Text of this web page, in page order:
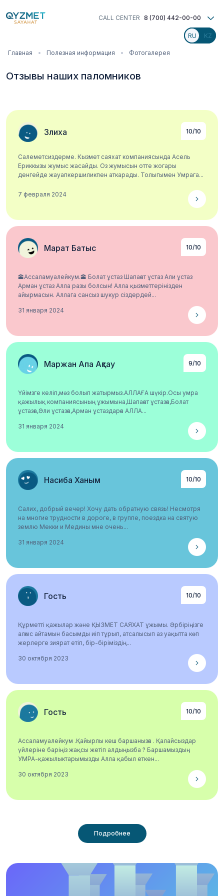
CALL CENTER 8 (700) 442-00-00
Строка
навигации
Главная Полезная информация Фотогалерея
Отзывы наших паломников
Злиха 10/10
Салеметсиздерме. Кызмет саяхат компаниясында Асель
Ериккызы жумыс жасайды. Оз жумысын отте жогары
денгейде жауапкершиликпен аткарады. Толыгымен Умрага...
7 февраля 2024
Марат Батыс 10/10
🕋Ассаламуалейкум.🕋 Болат ұстаз Шапағат ұстаз Али ұстаз
Арман ұстаз Алла разы болсын! Алла қызметтерінізден
айырмасын. Аллага сансыз шукур сіздердей...
31 января 2024
Маржан Апа Ақтау 9/10
Үйімзге келіп,мәз болып жатырмыз.АЛЛАҒА шүкір.Осы умра
қажылық компаниясының ұжымына,Шапағат ұстазға,Болат
ұстазға,Әли ұстазға,Арман ұстаздарға АЛЛА...
31 января 2024
Насиба Ханым 10/10
Салих, добрый вечер! Хочу дать обратную связь! Несмотря
на многие трудности в дороге, в группе, поездка на святую
землю Мекки и Медины мне очень...
31 января 2024
Гость 10/10
Құрметті қажылар және ҚЫЗМЕТ САЯХАТ ұжымы. Әрбіріңізге
алғыс айтамын басымды иіп тұрып, атсалысып аз уақытта көп
жерлерге зиярат етіп, бір-біріміздің...
30 октября 2023
Гость 10/10
Ассаламуалейкум .Қайырлы кеш баршанызға . Қалайсыздар
үйлеріне баріңіз жақсы жетіп алдыңызба ? Баршамыздың
УМРА-қажылыктарымызды Алла қабыл еткен...
30 октября 2023
Подробнее